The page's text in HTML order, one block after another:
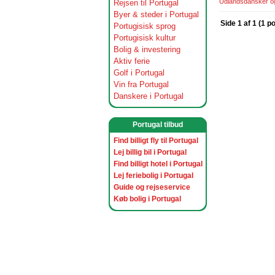
Rejsen til Portugal
Byer & steder i Portugal
Portugisisk sprog
Portugisisk kultur
Bolig & investering
Aktiv ferie
Golf i Portugal
Vin fra Portugal
Danskere i Portugal
Portugal tilbud
Find billigt fly til Portugal
Lej billig bil i Portugal
Find billigt hotel i Portugal
Lej feriebolig i Portugal
Guide og rejseservice
Køb bolig i Portugal
Side 1 af 1 (1